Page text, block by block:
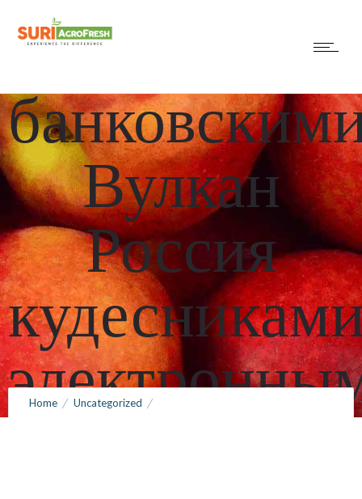
Например,
Вулкан
Россия
Home Uncategorized